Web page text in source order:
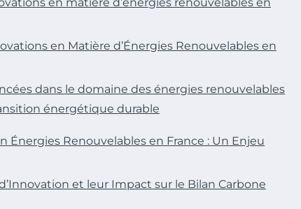
en Matière d’Énergies Renouvelables en
dans le domaine des énergies renouvelables
énergétique durable
Énergies Renouvelables en France : Un Enjeu
et leur Impact sur le Bilan Carbone